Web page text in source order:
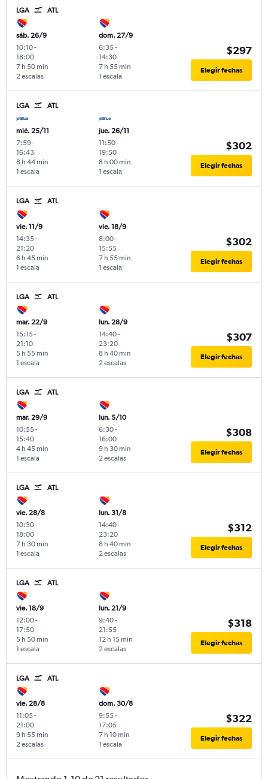
LGA ATL
sáb. 26/9
10:10-
18:00
2 escalas
7 h 50 min
dom. 27/9
6:35-
14:30
1 escala
7 h 55 min
$297
Elegir fechas
LGA ATL
mié. 25/11
7:59-
16:43
1 escala
8 h 44 min
jue. 26/11
11:50-
19:50
1 escala
8 h 00 min
$302
Elegir fechas
LGA ATL
vie. 11/9
14:35-
21:20
1 escala
6 h 45 min
vie. 18/9
8:00-
15:55
1 escala
7 h 55 min
$302
Elegir fechas
LGA ATL
mar. 22/9
15:15-
21:10
1 escala
5 h 55 min
lun. 28/9
14:40-
23:20
2 escalas
8 h 40 min
$307
Elegir fechas
LGA ATL
mar. 29/9
10:55-
15:40
1 escala
4 h 45 min
lun. 5/10
6:30-
16:00
2 escalas
9 h 30 min
$308
Elegir fechas
LGA ATL
vie. 28/8
10:30-
18:00
1 escala
7 h 30 min
lun. 31/8
14:40-
23:20
2 escalas
8 h 40 min
$312
Elegir fechas
LGA ATL
vie. 18/9
12:00-
17:50
1 escala
5 h 50 min
lun. 21/9
9:40-
21:55
2 escalas
12 h 15 min
$318
Elegir fechas
LGA ATL
vie. 28/8
11:05-
21:00
2 escalas
9 h 55 min
dom. 30/8
9:55-
17:05
1 escala
7 h 10 min
$322
Elegir fechas